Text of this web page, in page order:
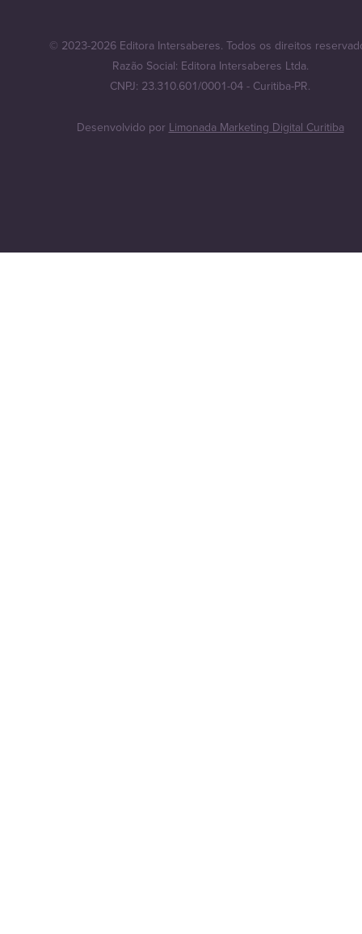
© 2023-2026 Editora Intersaberes. Todos os direitos
Razão Social: Editora Intersaberes Ltda.
CNPJ: 23.310.601/0001-04 - Curitiba-PR.
Desenvolvido porLimonada Marketing Digital Curitiba